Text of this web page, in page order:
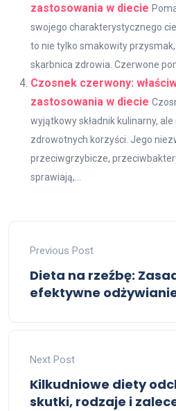
zastosowania w diecie
swojego charakterystycznego
to nie tylko smakowity
skarbnica zdrowia. Czerwone
Czosnek czerwony:
zastosowania w diecie
wyjątkowy składnik kulinarny,
zdrowotnych korzyści. Jego
przeciwgrzybicze,
sprawiają,...
Previous Post
Dieta na rzeźbę:
efektywne
Next Post
Kilkudniowe diety
skutki, rodzaje i